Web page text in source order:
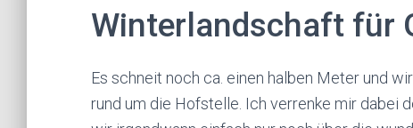
Winterlandschaft für
Es schneit noch ca. einen halben Meter und
rund um die Hofstelle. Ich verrenke mir dabei